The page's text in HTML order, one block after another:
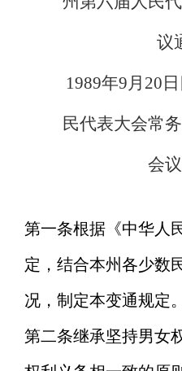
议
1989年9月 20
民代表大会常
会
第一条根据《中华人
定，结合本州各少数
况，制定本变通规定。
第二条继承坚持男女